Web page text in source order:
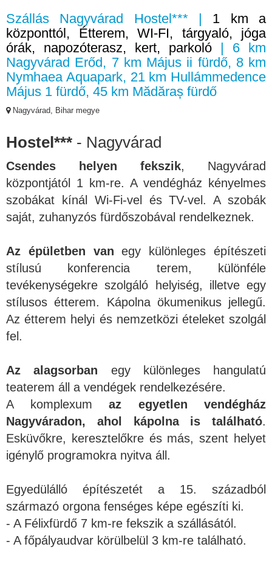
Szállás Nagyvárad Hostel*** | 1 km a
központtól, Étterem, WI-FI, tárgyaló, jóga
órák, napozóterasz, kert, parkoló | 6 km
Nagyvárad Erőd, 7 km Május ii fürdő, 8 km
Nymhaea Aquapark, 21 km Hullámmedence
Május 1 fürdő, 45 km Mădăraș fürdő
Nagyvárad, Bihar megye
Hostel*** - Nagyvárad
Csendes helyen fekszik, Nagyvárad
központjától 1 km-re. A vendégház kényelmes
szobákat kínál Wi-Fi-vel és TV-vel. A szobák
saját, zuhanyzós fürdőszobával rendelkeznek.
Az épületben van egy különleges építészeti
stílusú konferencia terem, különféle
tevékenységekre szolgáló helyiség, illetve egy
stílusos étterem. Kápolna ökumenikus jellegű.
Az étterem helyi és nemzetközi ételeket szolgál
fel.
Az alagsorban egy különleges hangulatú
teaterem áll a vendégek rendelkezésére.
A komplexum az egyetlen vendégház
Nagyváradon, ahol kápolna is található.
Esküvőkre, keresztelőkre és más, szent helyet
igénylő programokra nyitva áll.
Egyedülálló építészetét a 15. századból
származó orgona fenséges képe egészíti ki.
- A Félixfürdő 7 km-re fekszik a szállásától.
- A főpályaudvar körülbelül 3 km-re található.